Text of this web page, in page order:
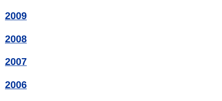
2009
2008
2007
2006